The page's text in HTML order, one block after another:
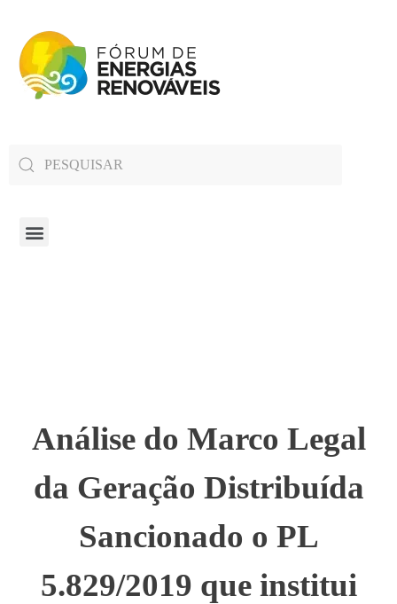
Análise do Marco Legal
da Geração Distribuída
Sancionado o PL
5.829/2019 que institui